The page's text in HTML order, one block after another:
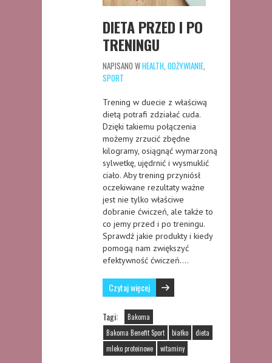
DIETA PRZED I PO
TRENINGU
NAPISANO WHEALTH ODŻYWIANIE
SPORT
Trening w duecie z właściwą
dietą potrafi zdziałać cuda.
Dzięki takiemu połączenia
możemy zrzucić zbędne
kilogramy, osiągnąć wymarzoną
sylwetkę, ujędrnić i wysmuklić
ciało. Aby trening przyniósł
oczekiwane rezultaty ważne
jest nie tylko właściwe
dobranie ćwiczeń, ale także to
co jemy przed i po treningu.
Sprawdź jakie produkty i kiedy
pomogą nam zwiększyć
efektywność ćwiczeń….
Czytaj więcej
Tagi:
Bakoma
Bakoma Benefit Sport
białko
dieta
mleko proteinowe
witaminy